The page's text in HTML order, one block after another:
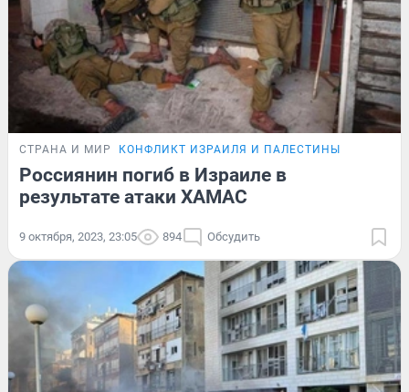
СТРАНА И МИР КОНФЛИКТ ИЗРАИЛЯ И ПАЛЕСТИНЫ
Россиянин погиб в Израиле в
результате атаки ХАМАС
9 октября, 2023, 23:05 894 Обсудить